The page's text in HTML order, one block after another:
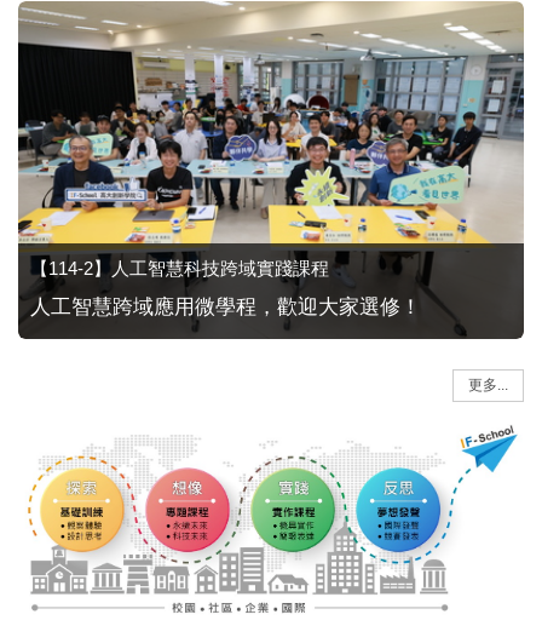
【114-2】人工智慧科技跨域實踐課程
人工智慧跨域應用微學程，歡迎大家選修！
更多...